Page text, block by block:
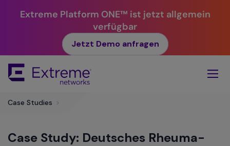
Extreme Platform ONE™ ist jetzt allgemein
verfügbar
Jetzt Demo anfragen
Main
​Case Studies >
Case Study: Deutsches Rheuma-